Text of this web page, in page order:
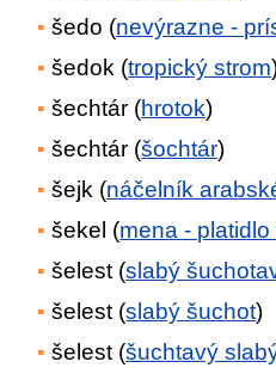
šedo (nevýrazne -
šedok (tropický strom
šechtár (hrotok)
šechtár (šochtár)
šejk (náčelník
šekel (mena -
šelest (slabý
šelest (slabý šuchot)
šelest (šuchtavý